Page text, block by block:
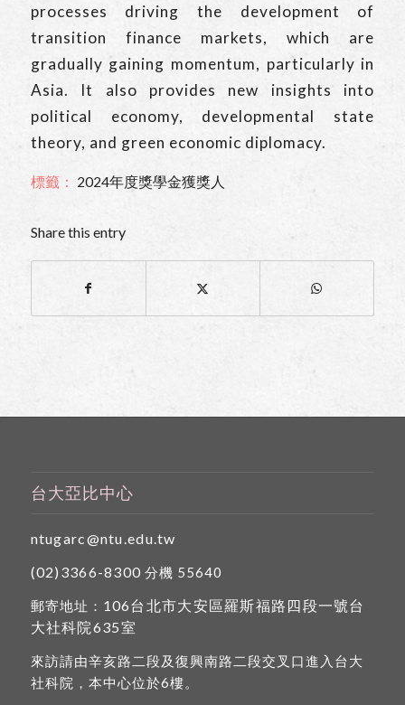
processes driving the development of
transition finance markets, which are
gradually gaining momentum, particularly in
Asia. It also provides new insights into
political economy, developmental state
theory, and green economic diplomacy.
標籤： 2024年度獎學金獲獎人
Share this entry
台大亞比中心
ntugarc@ntu.edu.tw
(02)3366-8300 分機 55640
郵寄地址： 106台北市大安區羅斯福路四段一號台
大社科院635室
來訪請由辛亥路二段及復興南路二段交叉口進入台大
社科院，本中心位於6樓。